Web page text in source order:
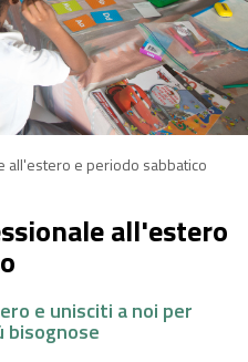
all'estero e periodo sabbatico
all'estero
e unisciti a noi per
bisognose